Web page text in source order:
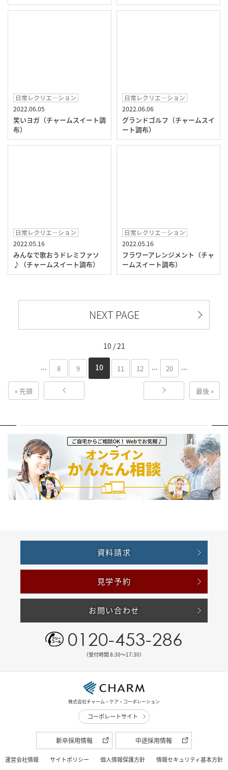
日常レクリエ―ション
2022.06.05
笑いヨガ（チャームスイート調
布）
日常レクリエ―ション
2022.06.06
グランドゴルフ（チャームスイ
ート調布）
日常レクリエ―ション
2022.05.16
みんなで歌おうドレミファソ
♪（チャームスイート調布）
日常レクリエ―ション
2022.05.16
フラワーアレンジメント（チャ
ームスイート調布）
NEXT PAGE
10 / 21
« 先頭
... 8 9 10 11 12 ... 20 ...
最後 »
資料請求
見学予約
お問い合わせ
0120-453-286
（受付時間 8:30〜17:30）
株式会社チャーム・ケア・コーポレーション
コーポレートサイト
新卒採用情報 中途採用情報
運営会社情報 サイトポリシー 個人情報保護方針 情報セキュリティ基本方針